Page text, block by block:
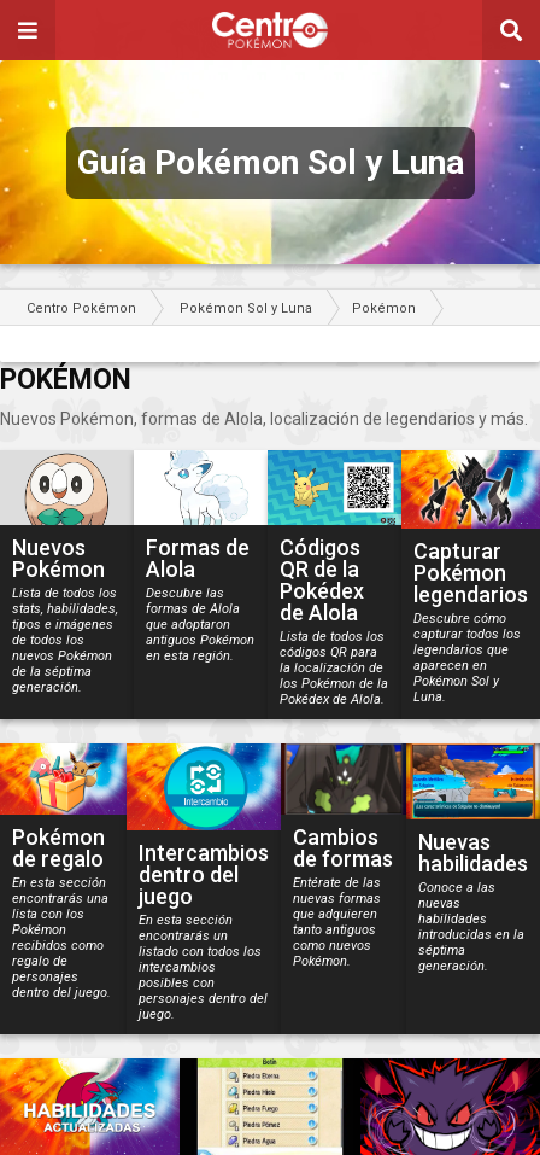
Guía Pokémon Sol y Luna
Centro Pokémon Pokémon Sol y Luna Pokémon
POKÉMON
Nuevos Pokémon, formas de Alola, localización de legendarios y más.
Nuevos
Pokémon
Lista de todos los
stats, habilidades,
tipos e imágenes
de todos los
nuevos Pokémon
de la séptima
generación.
Formas de
Alola
Descubre las
formas de Alola
que adoptaron
antiguos Pokémon
en esta región.
Códigos
QR de la
Pokédex
de Alola
Lista de todos los
códigos QR para
la localización de
los Pokémon de la
Pokédex de Alola.
Capturar
Pokémon
legendarios
Descubre cómo
capturar todos los
legendarios que
aparecen en
Pokémon Sol y
Luna.
Pokémon
de regalo
En esta sección
encontrarás una
lista con los
Pokémon
recibidos como
regalo de
personajes
dentro del juego.
Intercambios
dentro del
juego
En esta sección
encontrarás un
listado con todos los
intercambios
posibles con
personajes dentro del
juego.
Cambios
de formas
Entérate de las
nuevas formas
que adquieren
tanto antiguos
como nuevos
Pokémon.
Nuevas
habilidades
Conoce a las
nuevas
habilidades
introducidas en la
séptima
generación.